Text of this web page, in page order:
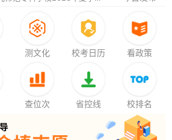
香港中文大学（深圳）2023年夏季高考招生简章
测文化 校考日历 看政策
查位次 省控线 校排名